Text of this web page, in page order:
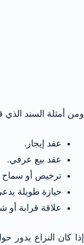
ومن أمثلة السند
عقد إيجار.
عقد بيع عرفي.
ترخيص أو سماح
حيازة طويلة
علاقة قرابة أو
إذا كان النزاع